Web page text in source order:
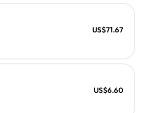
US$71.67
US$6.60